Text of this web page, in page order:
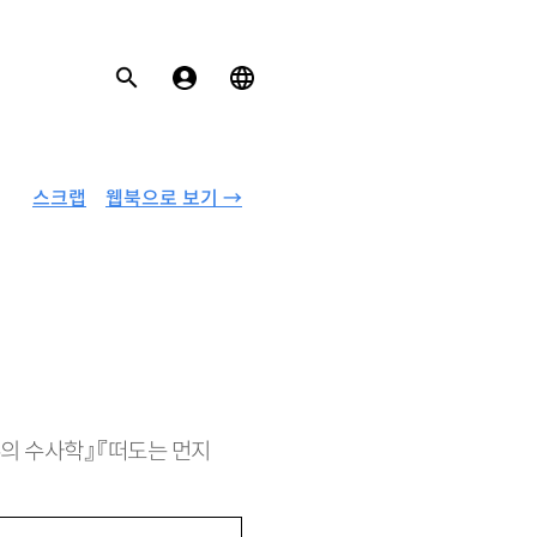
웹북으로 보기 →
스크랩
사학』 『떠도는 먼지